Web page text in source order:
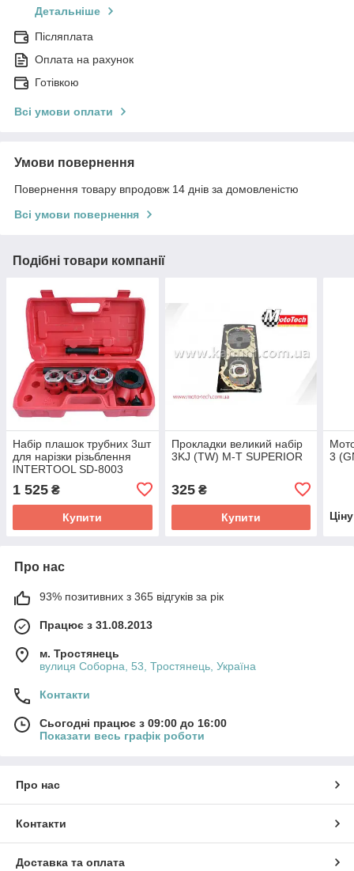
Детальніше
Післяплата
Оплата на рахунок
Готівкою
Всі умови оплати
Умови повернення
Повернення товару впродовж 14 днів за домовленістю
Всі умови повернення
Подібні товари компанії
Набір плашок трубних 3шт
для нарізки різьблення
INTERTOOL SD-8003
1 525 ₴
Купити
Прокладки великий набір
3KJ (TW) M-T SUPERIOR
325₴
Купити
3
Про нас
93% позитивних з 365 відгуків за рік
Працює з 31.08.2013
м. Тростянець
вулиця Соборна, 53, Тростянець, Україна
Контакти
Сьогодні працює з 09:00 до 16:00
Показати весь графік роботи
Про нас
Контакти
Доставка та оплата